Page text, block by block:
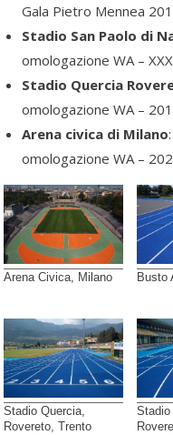
Gala Pietro Mennea
Stadio San Paolo di
omologazione WA –
Stadio Quercia
omologazione WA –
Arena civica di Milano
omologazione WA –
Arena Civica, Milano Busto
Stadio Quercia,
Rovereto, Trento
Stadio